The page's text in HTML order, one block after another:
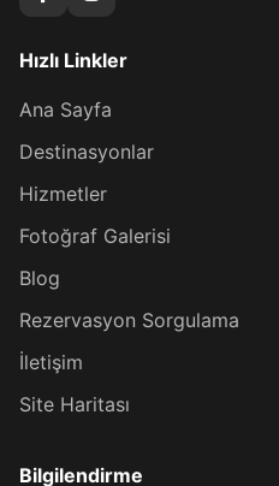
Hızlı Linkler
Ana Sayfa
Destinasyonlar
Hizmetler
Fotoğraf Galerisi
Blog
Rezervasyon Sorgulama
İletişim
Site Haritası
Bilgilendirme